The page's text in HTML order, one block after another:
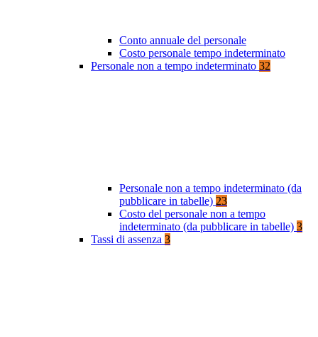
Conto annuale del personale
Costo personale tempo indeterminato
Personale non a tempo indeterminato 32
Personale non a tempo indeterminato (da
pubblicare in tabelle) 23
Costo del personale non a tempo
indeterminato (da pubblicare in tabelle) 3
Tassi di assenza 3